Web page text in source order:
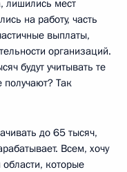
лишились мест
на работу, часть
выплаты,
организаций.
будут учитывать те
Так
до 65 тысяч,
Всем, хочу
которые